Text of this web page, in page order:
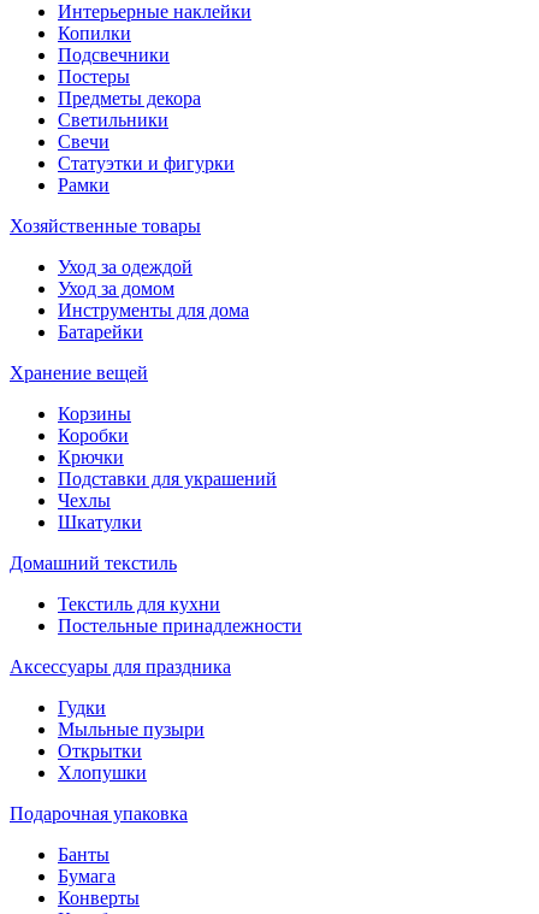
Интерьерные наклейки
Копилки
Подсвечники
Постеры
Предметы декора
Светильники
Свечи
Статуэтки и фигурки
Рамки
Хозяйственные товары
Уход за одеждой
Уход за домом
Инструменты для дома
Батарейки
Хранение вещей
Корзины
Коробки
Крючки
Подставки для украшений
Чехлы
Шкатулки
Домашний текстиль
Текстиль для кухни
Постельные принадлежности
Аксессуары для праздника
Гудки
Мыльные пузыри
Открытки
Хлопушки
Подарочная упаковка
Банты
Бумага
Конверты